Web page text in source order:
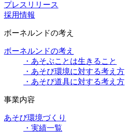
プレスリリース
採用情報
ボーネルンドの考え
ボーネルンドの考え
・あそぶことは生きること
・あそび環境に対する考え方
・あそび道具に対する考え方
事業内容
あそび環境づくり
・実績一覧